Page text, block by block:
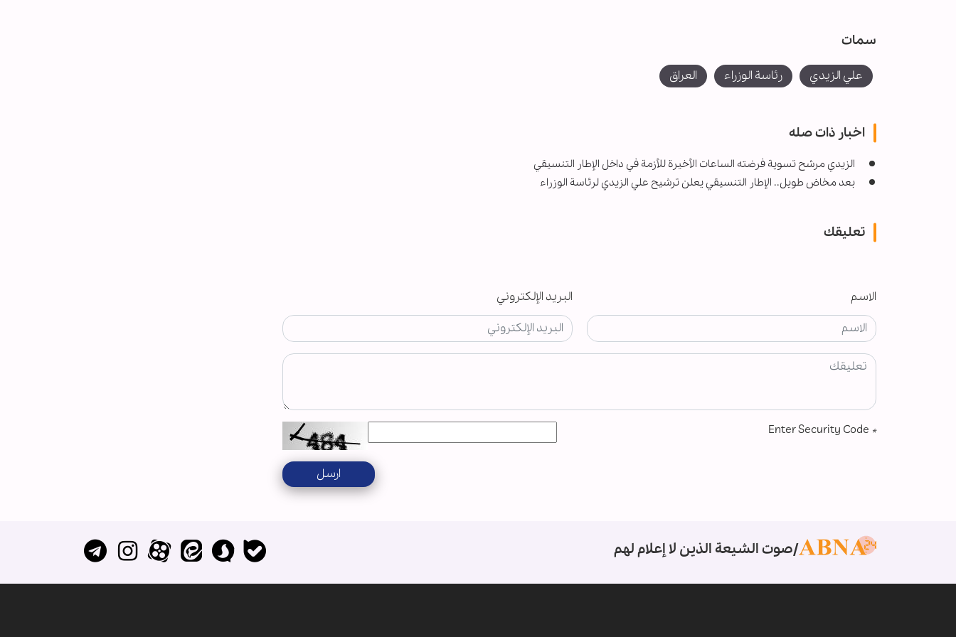
سمات
علي الزیدي رئاسة الوزراء العراق
اخبار ذات صله
الزيدي مرشح تسوية فرضته الساعات الأخيرة للأزمة في داخل الإطار التنسيقي
بعد مخاض طويل.. الإطار التنسيقي يعلن ترشيح علي الزيدي لرئاسة الوزراء
تعليقك
الاسم البريد الإلكتروني
*
ارسل
صوت الشيعة الذين لا إعلام لهم